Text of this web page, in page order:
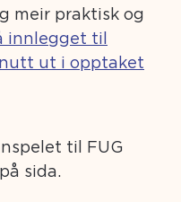
meir praktisk og
innlegget til
ut i opptaket
til FUG
sida.